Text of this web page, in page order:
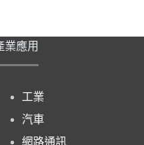
業應用
工業
汽車
網路通訊